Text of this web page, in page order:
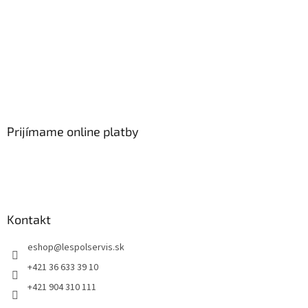
Prijímame online platby
Kontakt
eshop@lespolservis.sk
+421 36 633 39 10
+421 904 310 111